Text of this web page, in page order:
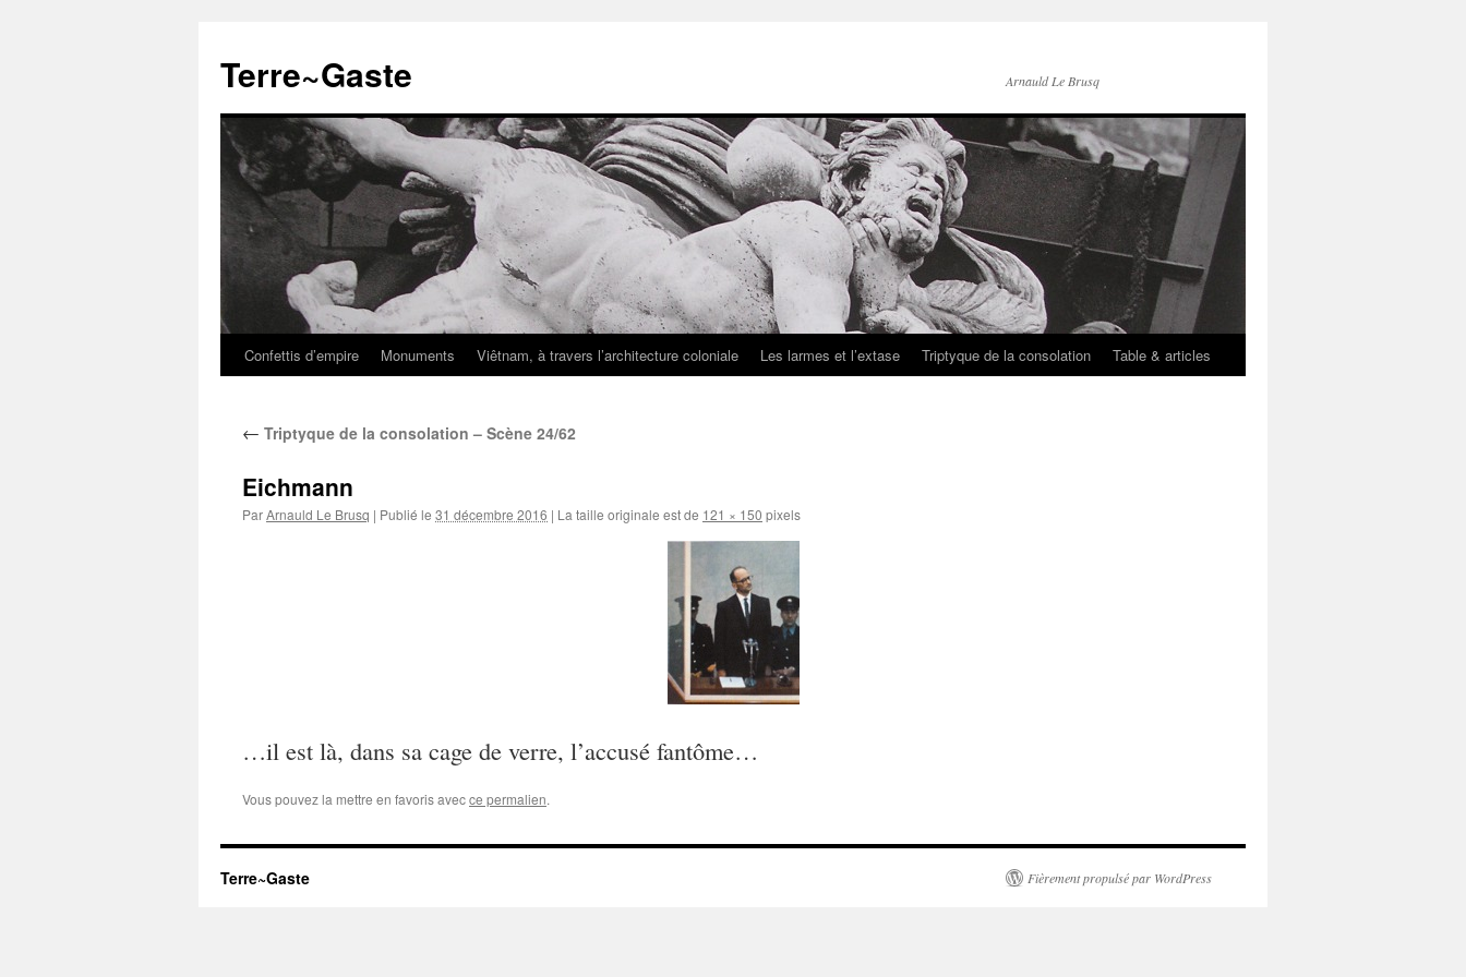
contenu
Terre~Gaste Arnauld Le Brusq
Confettis d’empire Monuments Viêtnam, à travers l’architecture coloniale Les larmes et l’extase Triptyque de la consolation Table & articles
← Triptyque de la consolation – Scène 24/62
Eichmann
ParArnauld Le Brusq | Publié le 31 décembre 2016 | La taille originale est de 121 × 150 pixels
…il est là, dans sa cage de verre, l’accusé fantôme…
Vous pouvez la mettre en favoris avecce permalien.
Terre~Gaste Fièrement propulsé par WordPress